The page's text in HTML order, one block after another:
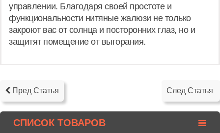
управлении. Благодаря своей простоте и
функциональности нитяные жалюзи не только
закроют вас от солнца и посторонних глаз, но и
защитят помещение от выгорания.
Пред Статья След Статья
СПИСОК ТОВАРОВ